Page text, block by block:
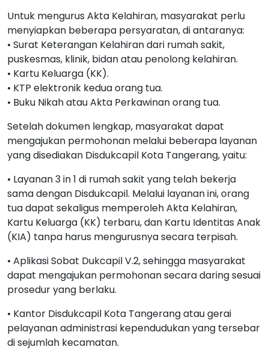
Untuk mengurus Akta Kelahiran, masyarakat perlu
menyiapkan beberapa persyaratan, di antaranya:
• Surat Keterangan Kelahiran dari rumah sakit,
puskesmas, klinik, bidan atau penolong kelahiran.
• Kartu Keluarga (KK).
• KTP elektronik kedua orang tua.
• Buku Nikah atau Akta Perkawinan orang tua.
Setelah dokumen lengkap, masyarakat dapat
mengajukan permohonan melalui beberapa layanan
yang disediakan Disdukcapil Kota Tangerang, yaitu:
• Layanan 3 in 1 di rumah sakit yang telah bekerja
sama dengan Disdukcapil. Melalui layanan ini, orang
tua dapat sekaligus memperoleh Akta Kelahiran,
Kartu Keluarga (KK) terbaru, dan Kartu Identitas Anak
(KIA) tanpa harus mengurusnya secara terpisah.
• Aplikasi Sobat Dukcapil V.2, sehingga masyarakat
dapat mengajukan permohonan secara daring sesuai
prosedur yang berlaku.
• Kantor Disdukcapil Kota Tangerang atau gerai
pelayanan administrasi kependudukan yang tersebar
di sejumlah kecamatan.